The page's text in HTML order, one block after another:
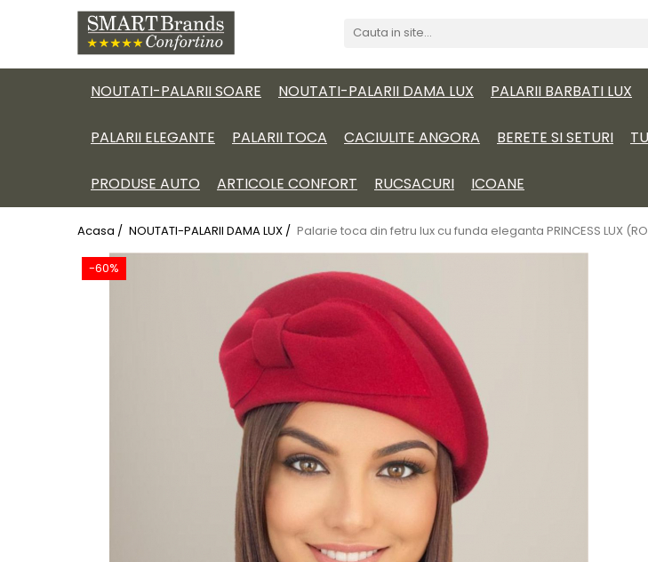
NOUTATI-PALARII SOARE NOUTATI-PALARII DAMA LUX PALARII BARBATI LUX
PALARII ELEGANTE PALARII TOCA CACIULITE ANGORA BERETE SI SETURI
PRODUSE AUTO ARTICOLE CONFORT RUCSACURI ICOANE
Acasa / NOUTATI-PALARII DAMA LUX / Palarie toca din fetru lux cu funda eleganta PRINCESS LUX
-60%